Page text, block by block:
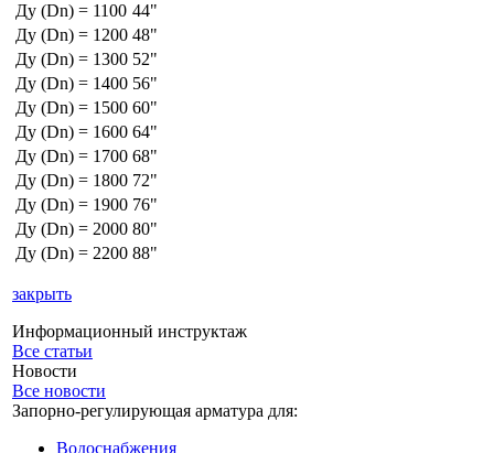
Ду (Dn) = 1100 44"
Ду (Dn) = 1200 48"
Ду (Dn) = 1300 52"
Ду (Dn) = 1400 56"
Ду (Dn) = 1500 60"
Ду (Dn) = 1600 64"
Ду (Dn) = 1700 68"
Ду (Dn) = 1800 72"
Ду (Dn) = 1900 76"
Ду (Dn) = 2000 80"
Ду (Dn) = 2200 88"
закрыть
Информационный инструктаж
Все статьи
Новости
Все новости
Запорно-регулирующая арматура для:
Водоснабжения